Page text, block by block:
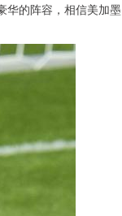
华的阵容，相信美加墨